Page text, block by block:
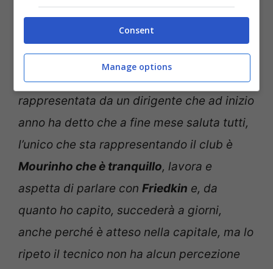
silenzio assordante da parte della società
non è possibile.Non c’è un segnale che sia
uno. La Roma in questo momento è
rappresentata da un dirigente che ad inizio
anno ha detto che a fine mese saluta tutti,
l’unico che sta rappresentando il club è
Mourinho che è tranquillo, lavora e
aspetta di parlare con Friedkin e, da
quanto ho capito, succederà a giorni,
anche perché è atteso nella capitale, ma lo
ripeto il tecnico non ha alcun percezione
Consent
Manage options